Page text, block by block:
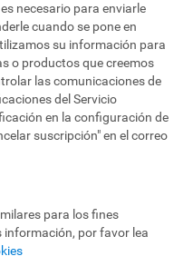
necesario para enviarle
cuando se pone en
su información para
o productos que creemos
las comunicaciones de
del Servicio
en la configuración de
suscripción" en el correo
para los fines
por favor lea